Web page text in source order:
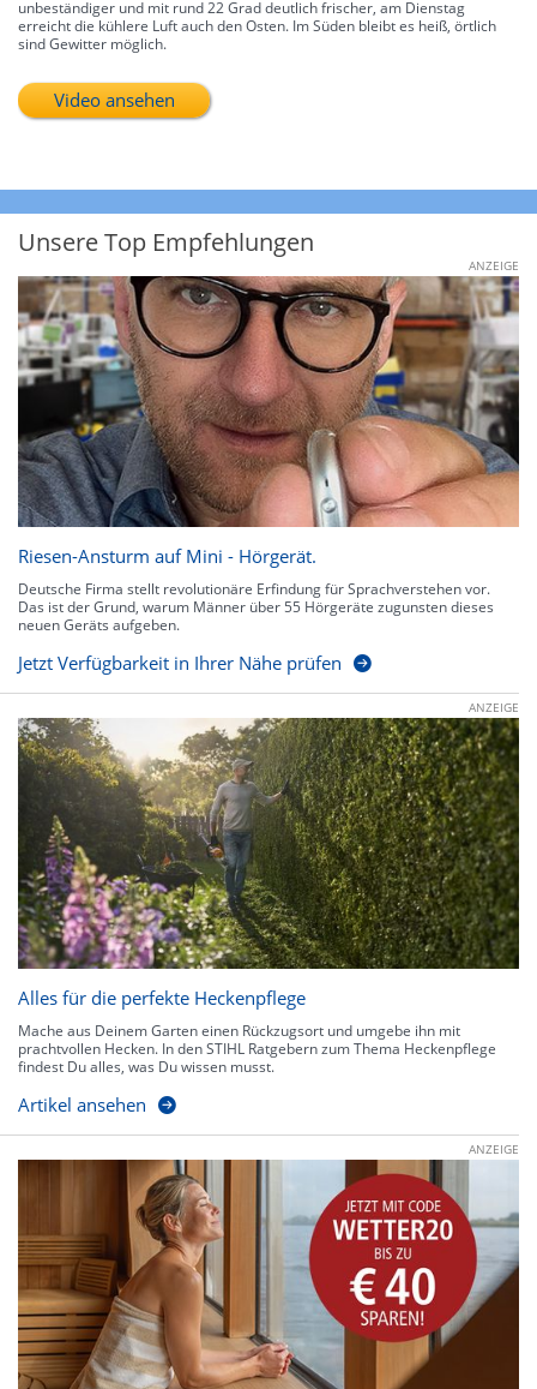
unbeständiger und mit rund 22 Grad deutlich frischer, am Dienstag
erreicht die kühlere Luft auch den Osten. Im Süden bleibt es heiß, örtlich
sind Gewitter möglich.
Video ansehen
Unsere Top Empfehlungen
ANZEIGE
Riesen-Ansturm auf Mini - Hörgerät.
Deutsche Firma stellt revolutionäre Erfindung für Sprachverstehen vor.
Das ist der Grund, warum Männer über 55 Hörgeräte zugunsten dieses
neuen Geräts aufgeben.
Jetzt Verfügbarkeit in Ihrer Nähe prüfen
ANZEIGE
Alles für die perfekte Heckenpflege
Mache aus Deinem Garten einen Rückzugsort und umgebe ihn mit
prachtvollen Hecken. In den STIHL Ratgebern zum Thema Heckenpflege
findest Du alles, was Du wissen musst.
Artikel ansehen
ANZEIGE